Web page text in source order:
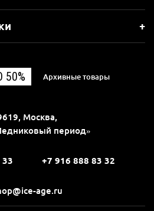
Архивные товары
Москва,
период»
33 +7 916 888 83 32
age.ru